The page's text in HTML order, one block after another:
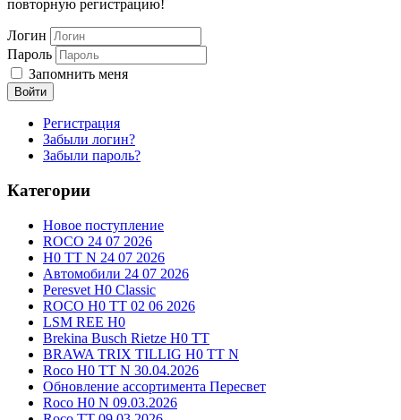
повторную регистрацию!
Логин
Пароль
Запомнить меня
Войти
Регистрация
Забыли логин?
Забыли пароль?
Категории
Новое поступление
ROCO 24 07 2026
H0 TT N 24 07 2026
Автомобили 24 07 2026
Peresvet H0 Classic
ROCO H0 TT 02 06 2026
LSM REE H0
Brekina Busch Rietze H0 TT
BRAWA TRIX TILLIG H0 TT N
Roco H0 TT N 30.04.2026
Обновление ассортимента Пересвет
Roco H0 N 09.03.2026